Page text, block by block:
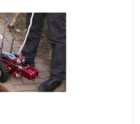
排水管道漏水
管道疏通